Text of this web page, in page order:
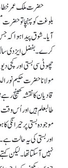
حضرت ملک عمر
بلوغت کو پہنچا تو حضرت
آیا۔ شوق پیدا ہوا
چھوٹی سی بستی اور کچی
مولانا حضرت حکیم
قادیان کا نقشہ کھینچ
طالبعلم ہیں اور اُس
موجودہ بستی پر حیرانگی
اور بستی کی یہ حالت
نہیں آ سکتا تھا۔ لیکن